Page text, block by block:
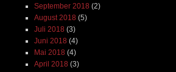
September 2018 (2)
August 2018 (5)
Juli 2018 (3)
Juni 2018 (4)
Mai 2018 (4)
April 2018 (3)